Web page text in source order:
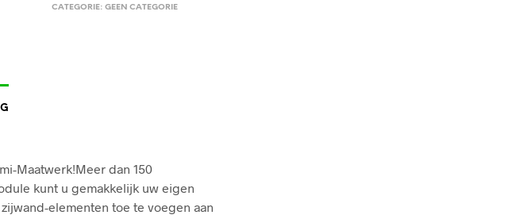
CATEGORIE:GEEN CATEGORIE
Maatwerk!Meer dan 150
kunt u gemakkelijk uw eigen
elementen toe te voegen aan